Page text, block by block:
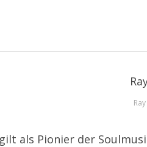
als Pionier der